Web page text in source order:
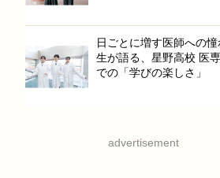
日ごとに増す医師への
生が語る、星野高校 医
での「学びの楽しさ」
advertisement